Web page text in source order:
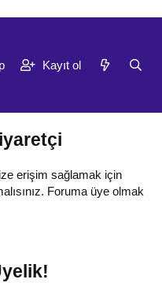
Kayıt ol
erişim sağlamak için
Foruma üye olmak